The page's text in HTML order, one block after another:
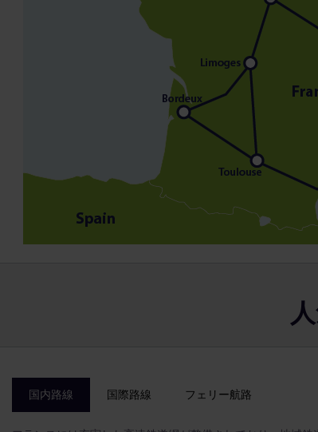
国内路線 国際路線 フェリー航路